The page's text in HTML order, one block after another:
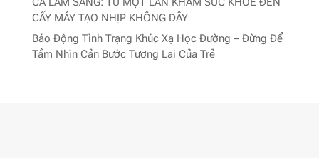
CẤY MÁY TẠO NHỊP KHÔNG DÂY
Báo Động Tình Trạng Khúc Xạ Học Đường – Đừng Để
Tầm Nhìn Cản Bước Tương Lai Của Trẻ